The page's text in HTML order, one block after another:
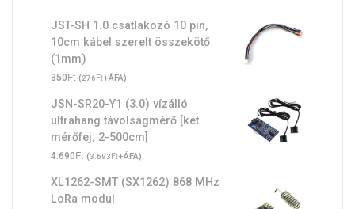
JST-SH 1.0 csatlakozó 10 pin,
10cm kábel szerelt összekötő
(1mm)
350Ft (276Ft+ÁFA)
JSN-SR20-Y1 (3.0) vízálló
ultrahang távolságmérő [két
mérőfej; 2-500cm]
4.690Ft (3.693Ft+ÁFA)
XL1262-SMT (SX1262) 868 MHz
LoRa modul